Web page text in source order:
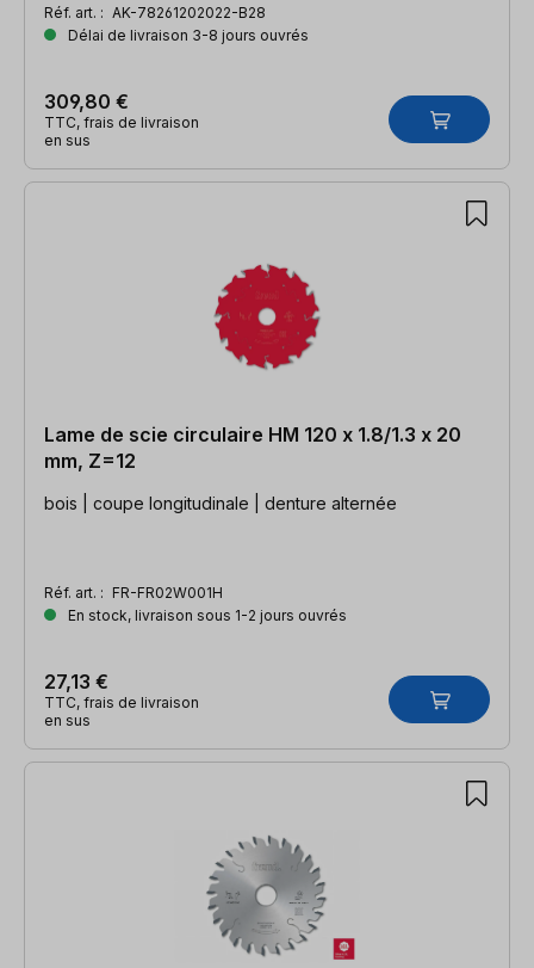
Réf. art. : AK-78261202022-B28
Délai de livraison 3-8 jours ouvrés
309,80 €
TTC, frais de livraison
en sus
Lame de scie circulaire HM 120 x 1.8/1.3 x 20
mm, Z=12
bois | coupe longitudinale | denture alternée
Réf. art. : FR-FR02W001H
En stock, livraison sous 1-2 jours ouvrés
27,13 €
TTC, frais de livraison
en sus